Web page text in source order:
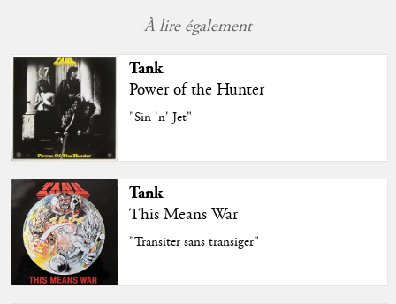
À lire également
Tank
Power of the Hunter
"Sin 'n' Jet"
Tank
This Means War
"Transiter sans transiger"